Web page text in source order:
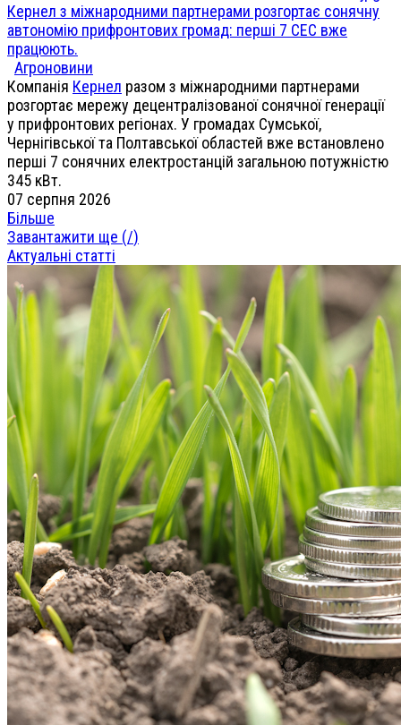
Кернел з міжнародними партнерами розгортає сонячну
автономію прифронтових громад: перші 7 СЕС вже
працюють.
Агроновини
Компанія Кернел разом з міжнародними партнерами
розгортає мережу децентралізованої сонячної генерації
у прифронтових регіонах. У громадах Сумської,
Чернігівської та Полтавської областей вже встановлено
перші 7 сонячних електростанцій загальною потужністю
345 кВт.
07 серпня 2026
Більше
Завантажити ще (/)
Актуальні статті